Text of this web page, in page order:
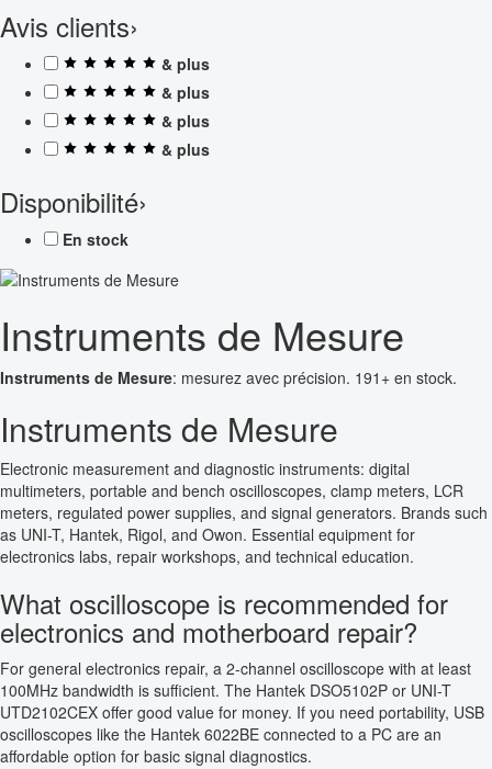
Avis clients›
& plus
& plus
& plus
& plus
Disponibilité›
En stock
Instruments de Mesure
Instruments de Mesure: mesurez avec précision. 191+ en stock.
Instruments de Mesure
Electronic measurement and diagnostic instruments: digital
multimeters, portable and bench oscilloscopes, clamp meters, LCR
meters, regulated power supplies, and signal generators. Brands such
as UNI-T, Hantek, Rigol, and Owon. Essential equipment for
electronics labs, repair workshops, and technical education.
What oscilloscope is recommended for
electronics and motherboard repair?
For general electronics repair, a 2-channel oscilloscope with at least
100MHz bandwidth is sufficient. The Hantek DSO5102P or UNI-T
UTD2102CEX offer good value for money. If you need portability, USB
oscilloscopes like the Hantek 6022BE connected to a PC are an
affordable option for basic signal diagnostics.